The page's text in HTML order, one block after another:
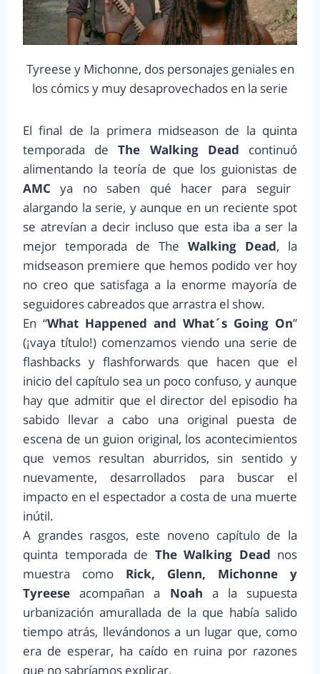
Tyreese y Michonne, dos personajes geniales en
los cómics y muy desaprovechados en la serie
El final de la primera midseason de la quinta
temporada deThe Walking Dead continuó
alimentando la teoría de que los guionistas de
AMC ya no saben qué hacer para seguir
alargando la serie, y aunque en un reciente spot
se atrevían a decir incluso que esta iba a ser la
mejor temporada de The Walking Dead, la
midseason premiere que hemos podido ver hoy
no creo que satisfaga a la enorme mayoría de
seguidores cabreados que arrastra el show.
En “What Happened and What´s Going On”
(¡vaya título!) comenzamos viendo una serie de
flashbacks y flashforwards que hacen que el
inicio del capítulo sea un poco confuso, y aunque
hay que admitir que el director del episodio ha
sabido llevar a cabo una original puesta de
escena de un guion original, los acontecimientos
que vemos resultan aburridos, sin sentido y
nuevamente, desarrollados para buscar el
impacto en el espectador a costa de una muerte
inútil.
A grandes rasgos, este noveno capítulo de la
quinta temporada de The Walking Dead nos
muestra como Rick, Glenn, Michonne y
Tyreese acompañan a Noah a la supuesta
urbanización amurallada de la que había salido
tiempo atrás, llevándonos a un lugar que, como
era de esperar, ha caído en ruina por razones
que no sabríamos explicar.